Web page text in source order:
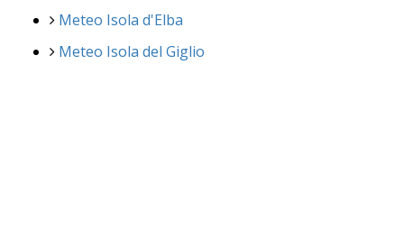
Meteo Isola d'Elba
Meteo Isola del Giglio